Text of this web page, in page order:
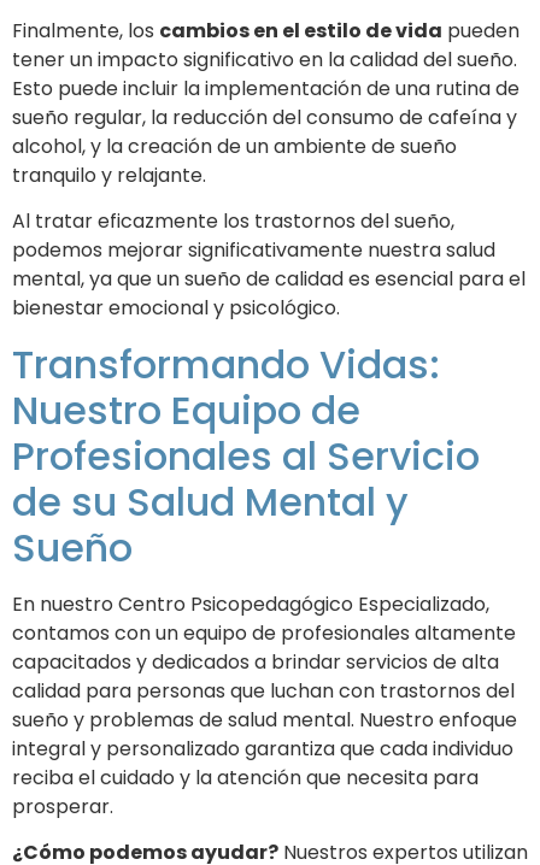
Finalmente, los cambios en el estilo de vida pueden
tener un impacto significativo en la calidad del sueño.
Esto puede incluir la implementación de una rutina de
sueño regular, la reducción del consumo de cafeína y
alcohol, y la creación de un ambiente de sueño
tranquilo y relajante.
Al tratar eficazmente los trastornos del sueño,
podemos mejorar significativamente nuestra salud
mental, ya que un sueño de calidad es esencial para el
bienestar emocional y psicológico.
Transformando Vidas:
Nuestro Equipo de
Profesionales al Servicio
de su Salud Mental y
Sueño
En nuestro Centro Psicopedagógico Especializado,
contamos con un equipo de profesionales altamente
capacitados y dedicados a brindar servicios de alta
calidad para personas que luchan con trastornos del
sueño y problemas de salud mental. Nuestro enfoque
integral y personalizado garantiza que cada individuo
reciba el cuidado y la atención que necesita para
prosperar.
¿Cómo podemos ayudar? Nuestros expertos utilizan